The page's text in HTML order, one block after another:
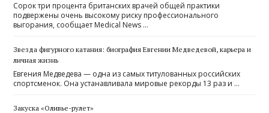
Сорок три процента британских врачей общей практики
подвержены очень высокому риску профессионального
выгорания, сообщает Medical News …
Звезда фигурного катания: биография Евгении Медведевой, карьера и
личная жизнь
Евгения Медведева — одна из самых титулованных российских
спортсменок. Она устанавливала мировые рекорды 13 раз и …
Закуска «Оливье-рулет»